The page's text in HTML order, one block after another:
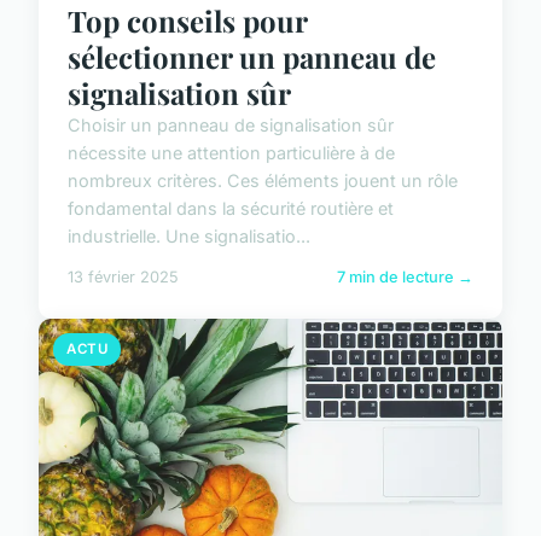
Top conseils pour
sélectionner un panneau de
signalisation sûr
Choisir un panneau de signalisation sûr
nécessite une attention particulière à de
nombreux critères. Ces éléments jouent un rôle
fondamental dans la sécurité routière et
industrielle. Une signalisatio...
13 février 2025 7 min de lecture →
ACTU